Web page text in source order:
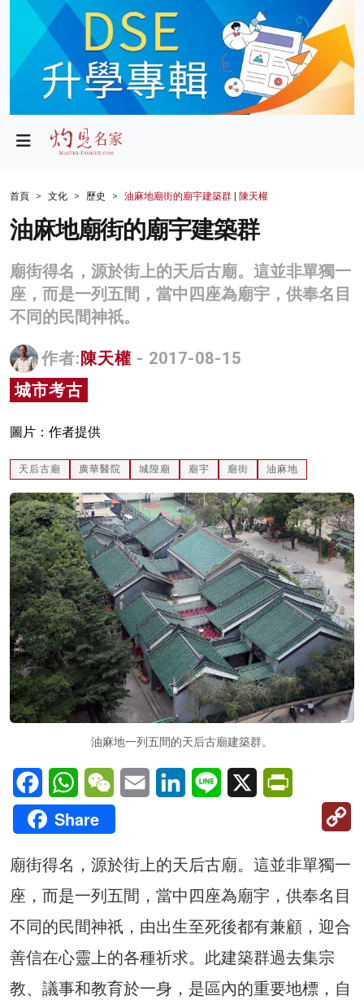
政局
財經
生活
商業
科技
影片
名家榜
灼見活動
首頁 文化 歷史 油麻地廟街的廟宇建築群 | 陳天權
油麻地廟街的廟宇建築群
廟街得名，源於街上的天后古廟。這並非單獨一
座，而是一列五間，當中四座為廟宇，供奉名目
不同的民間神祇。
作者: 陳天權 - 2017-08-15
城市考古
圖片：作者提供
天后古廟 廣華醫院 城隍廟 廟宇 廟街 油麻地
油麻地一列五間的天后古廟建築群。
FacebookWhatsAppWeChatEmail LinkedInLine X
Share
廟街得名，源於街上的天后古廟。這並非單獨一
座，而是一列五間，當中四座為廟宇，供奉名目
不同的民間神祇，由出生至死後都有兼顧，迎合
善信在心靈上的各種祈求。此建築群過去集宗
教、議事和教育於一身，是區內的重要地標，自